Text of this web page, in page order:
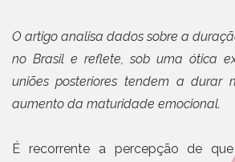
O artigo analisa dados sobre a
no Brasil e reflete, sob uma ótica
uniões posteriores tendem a durar
aumento da maturidade emocional.
É recorrente a percepção de